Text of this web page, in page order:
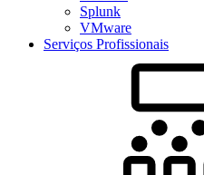
Splunk
VMware
Serviços Profissionais